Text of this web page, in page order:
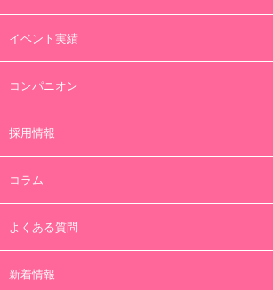
イベント実績
コンパニオン
採用情報
コラム
よくある質問
新着情報